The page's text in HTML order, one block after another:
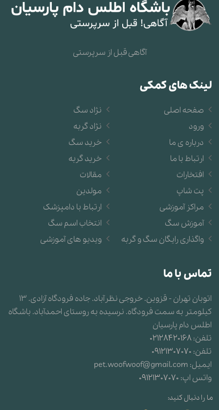
آگاهی قبل از سرپرستی
لینک های کمکی
نژاد سگ
نژاد گربه
خرید سگ
خرید گربه
مقالات
مولدین
ارتباط با دامپزشک
انتخاب اسم سگ
ویدیو های آموزشی
صفحه اصلی
ورود
درباره ی ما
ارتباط با ما
افتخارات
پت شاپ
مراکز آموزشی
آموزش سگ
واگذاری رایگان سگ و گربه
تماس با ما
اتوبان تهران - قزوین. خروجی نظرآباد. جاده فرودگاه آزادی. 13
کیلومتر به سمت فرودگاه. نرسیده به روستای احمدآباد. باشگاه
اطلس دام پارسیان
تلفن:02128420168
تلفن: 09121307070
ایمیل: pet.woofwoof@gmail.com
واتس اپ: 09121307070
ما را دنبال کنید: